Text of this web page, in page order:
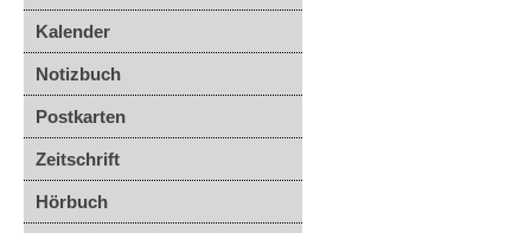
Kalender
Notizbuch
Postkarten
Zeitschrift
Hörbuch